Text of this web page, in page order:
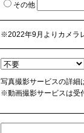
その他
※2022年9月よりカメラ
写真撮影サービスの詳細
※動画撮影サービスは受